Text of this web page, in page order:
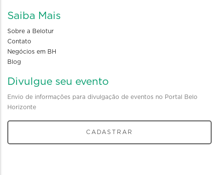
Saiba Mais
Sobre a Belotur
Contato
Negócios em BH
Blog
Divulgue seu evento
Envio de informações para divulgação de eventos no Portal Belo
Horizonte
CADASTRAR